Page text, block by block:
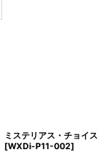
ミステリアス・チョイス
[WXDi-P11-002]